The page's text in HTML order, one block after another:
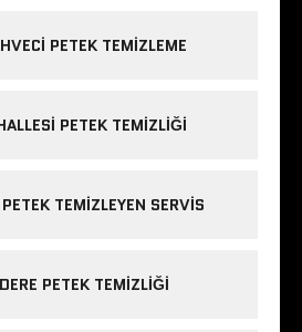
PETEK TEMIZLEME
PETEK TEMIZLIĞI
TEMIZLEYEN SERVIS
PETEK TEMIZLIĞI